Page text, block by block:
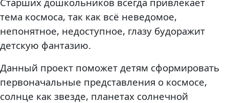
тема космоса, так как всё неведомое,
непонятное, недоступное, глазу будоражит
детскую фантазию.
Данный проект поможет детям сформировать
первоначальные представления о космосе,
солнце как звезде, планетах солнечной